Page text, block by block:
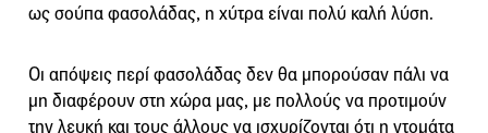
ως σούπα φασολάδας, η χύτρα είναι πολύ καλή λύση.
Οι απόψεις περί φασολάδας δεν θα μπορούσαν πάλι να
μη διαφέρουν στη χώρα μας, με πολλούς να προτιμούν
την λευκή και τους άλλους να ισχυρίζονται ότι η ντομάτα